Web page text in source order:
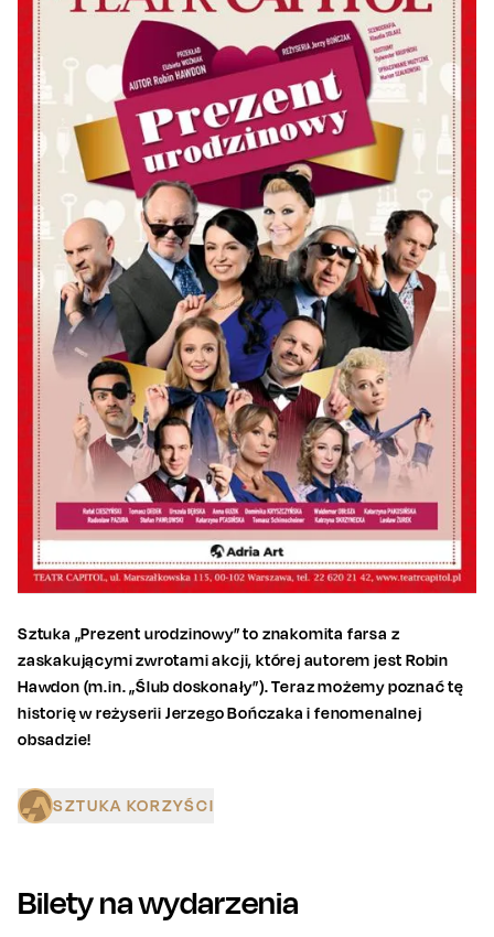
Sztuka „Prezent urodzinowy” to znakomita farsa z
zaskakującymi zwrotami akcji, której autorem jest Robin
Hawdon (m.in. „Ślub doskonały”). Teraz możemy poznać tę
historię w reżyserii Jerzego Bończaka i fenomenalnej
obsadzie!
SZTUKA KORZYŚCI
Bilety na wydarzenia